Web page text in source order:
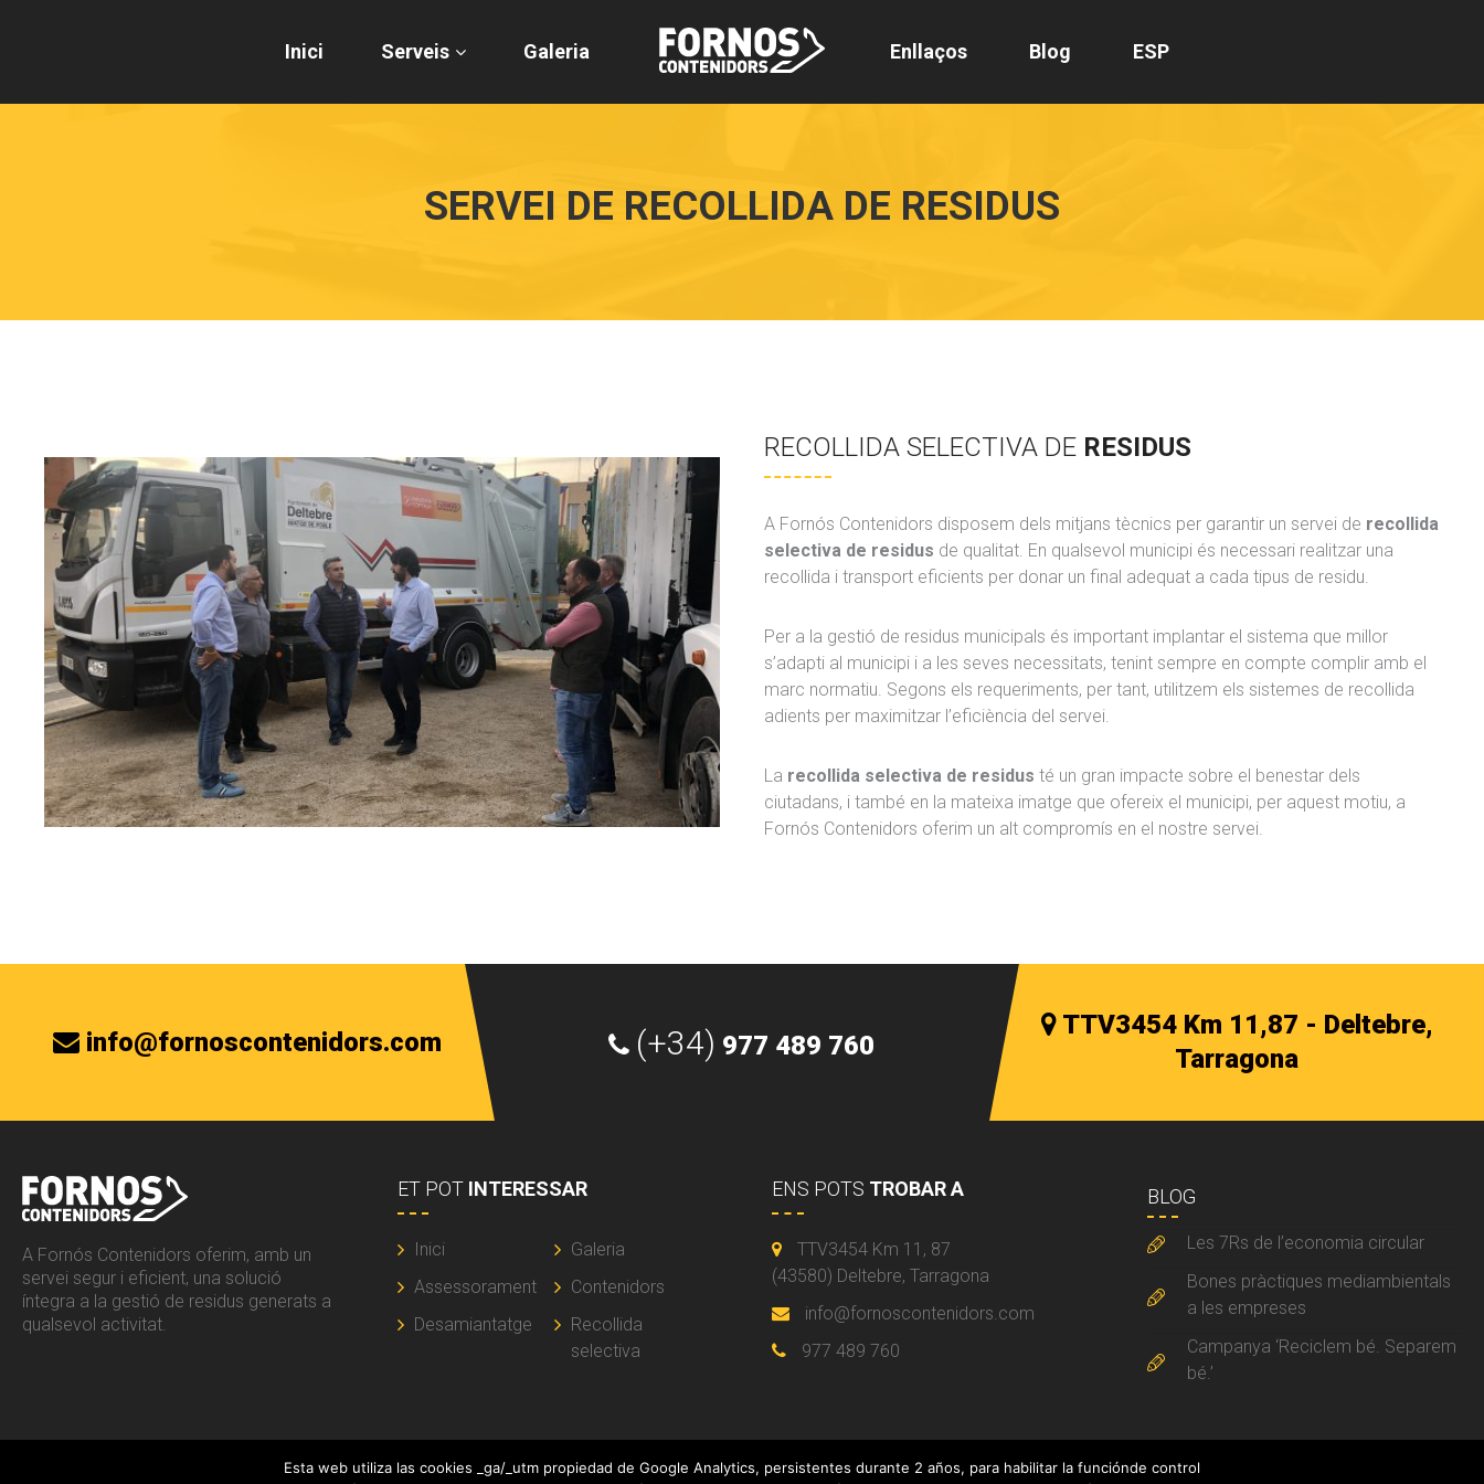
Inici Serveis Galeria Enllaços Blog ESP
SERVEI DE RECOLLIDA DE RESIDUS
RECOLLIDA SELECTIVA DE RESIDUS
A Fornós Contenidors disposem dels mitjans tècnics per garantir un servei de recollida
selectiva de residus de qualitat. En qualsevol municipi és necessari realitzar una
recollida i transport eficients per donar un final adequat a cada tipus de residu.
Per a la gestió de residus municipals és important implantar el sistema que millor
s’adapti al municipi i a les seves necessitats, tenint sempre en compte complir amb el
marc normatiu. Segons els requeriments, per tant, utilitzem els sistemes de recollida
adients per maximitzar l’eficiència del servei.
La recollida selectiva de residus té un gran impacte sobre el benestar dels
ciutadans, i també en la mateixa imatge que ofereix el municipi, per aquest motiu, a
Fornós Contenidors oferim un alt compromís en el nostre servei.
info@fornoscontenidors.com (+34) 977 489 760
TTV3454 Km 11,87 - Deltebre,
Tarragona
A Fornós Contenidors oferim, amb un
servei segur i eficient, una solució
íntegra a la gestió de residus generats a
qualsevol activitat.
ET POT INTERESSAR
Inici
Assessorament
Desamiantatge
Galeria
Contenidors
Recollida
selectiva
ENS POTS TROBAR A
TTV3454 Km 11, 87
(43580) Deltebre, Tarragona
info@fornoscontenidors.com
977 489 760
BLOG
Les 7Rs de l’economia circular
Bones pràctiques mediambientals
a les empreses
Campanya ‘Reciclem bé. Separem
bé.’
Esta web utiliza las cookies _ga/_utm propiedad de Google Analytics, persistentes durante 2 años, para habilitar la funciónde control